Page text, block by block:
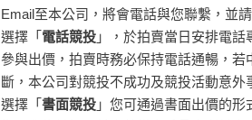
Email至本公司，將會電話與您聯繫，並
選擇「 電話競投 」，於拍賣當日安排電
參與出價，拍賣時務必保持電話通暢，
斷，本公司對競投不成功及競投活動意外
選擇「書面競投 」您可通過書面出價的